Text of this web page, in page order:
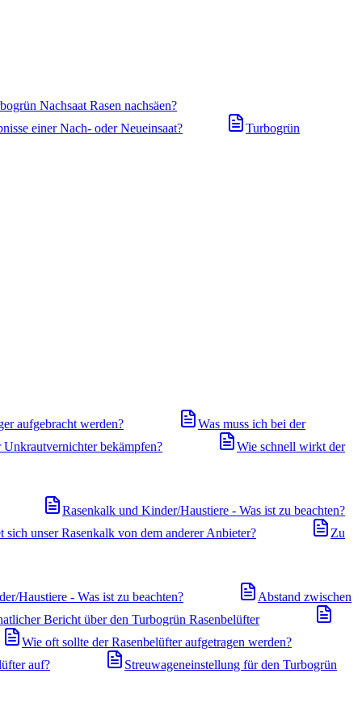
Nachsaat Rasen nachsäen?
einer Nach- oder Neueinsaat?
Turbogrün
aufgebracht werden?
Was muss ich bei der
bekämpfen?
Wie schnell wirkt der
Rasenkalk und Kinder/Haustiere - Was ist zu beachten?
sich unser Rasenkalk von dem anderer Anbieter?
Zu
Haustiere - Was ist zu beachten?
Abstand zwischen
Bericht über den Turbogrün Rasenbelüfter
Wie oft sollte der Rasenbelüfter aufgetragen werden?
auf?
Streuwageneinstellung für den Turbogrün